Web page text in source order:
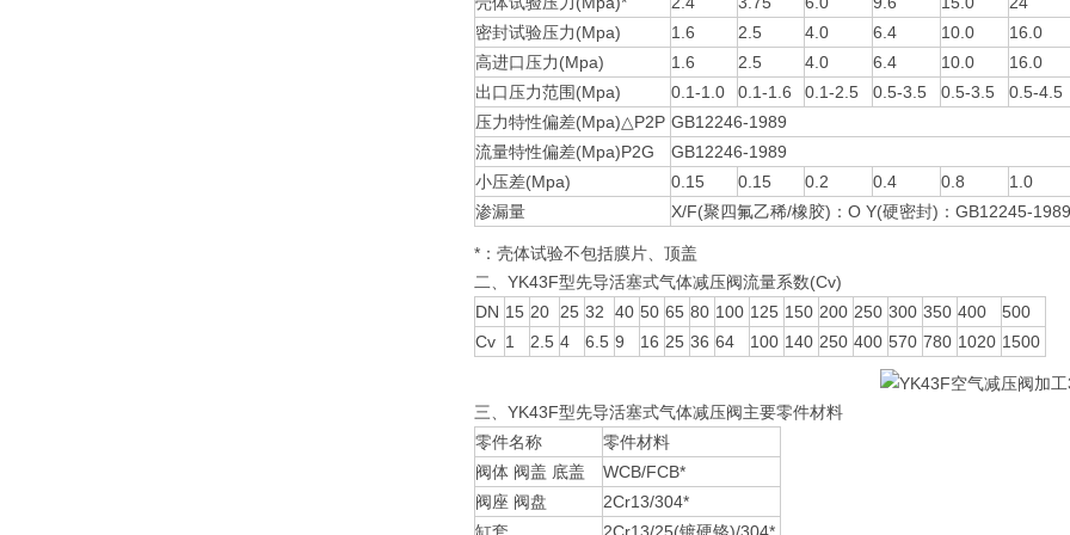
密封试验压力(Mpa)
1.6 2.5 4.0 6.4 10.0
16.0
高进口压力(Mpa)
1.6 2.5 4.0 6.4 10.0
16.0
出口压力范围(Mpa)
0.1-1.0 0.1-1.6 0.1-2.5 0.5-3.5 0.5-3.5
0.5-4.5
压力特性偏差(Mpa)△P2P GB12246-1989
流量特性偏差(Mpa)P2G
GB12246-1989
小压差(Mpa)
0.15 0.15 0.2 0.4 0.8
1.0
渗漏量
X/F(聚四氟乙稀/橡胶)：O Y(硬密封)：GB12245-
*：壳体试验不包括膜片、顶盖
二、YK43F型先导活塞式气体减压阀流量系数(Cv)
DN 15 20 25 32 40 50 65 80 100 125 150 200 250 300 350 400
500
Cv 1 2.5 4 6.5 9 16 25 36 64 100 140 250 400 570 780 1020 1500
三、YK43F型先导活塞式气体减压阀主要零件材料
零件名称
零件材料
阀体 阀盖 底盖
WCB/FCB*
阀座 阀盘
2Cr13/304*